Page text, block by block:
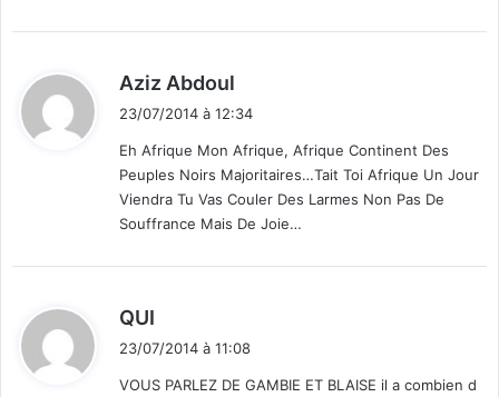
Aziz Abdoul
:
23/07/2014 à 12:34
Eh Afrique Mon Afrique, Afrique Continent Des
Peuples Noirs Majoritaires…Tait Toi Afrique Un Jour
Viendra Tu Vas Couler Des Larmes Non Pas De
Souffrance Mais De Joie…
QUI
23/07/2014 à 11:08
VOUS PARLEZ DE GAMBIE ET BLAISE il a combien d